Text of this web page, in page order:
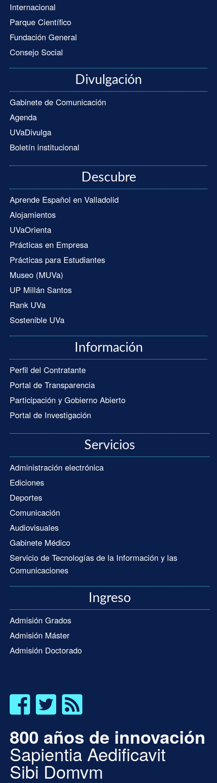
Internacional
Parque Científico
Fundación General
Consejo Social
Divulgación
Gabinete de Comunicación
Agenda
UVaDivulga
Boletín institucional
Descubre
Aprende Español en Valladolid
Alojamientos
UVaOrienta
Prácticas en Empresa
Prácticas para Estudiantes
Museo (MUVa)
UP Millán Santos
Rank UVa
Sostenible UVa
Información
Perfil del Contratante
Portal de Transparencia
Participación y Gobierno Abierto
Portal de Investigación
Servicios
Administración electrónica
Ediciones
Deportes
Comunicación
Audiovisuales
Gabinete Médico
Servicio de Tecnologías de la Información y las
Comunicaciones
Ingreso
Admisión Grados
Admisión Máster
Admisión Doctorado
800 años de innovación
Sapientia Aedificavit
Sibi Domvm